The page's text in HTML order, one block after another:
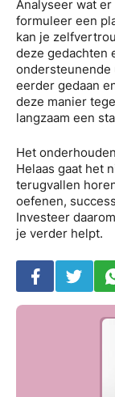
Analyseer wat
formuleer een
kan je
deze gedachten
ondersteunende
eerder gedaan
deze manier
langzaam een
Het
Helaas gaat het
terugvallen
oefenen,
Investeer
je verder helpt.